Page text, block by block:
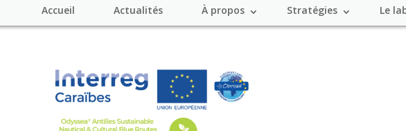
Accueil Actualités À propos Stratégies Le